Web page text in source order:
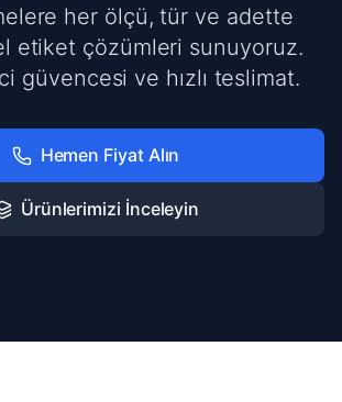
her ölçü, tür ve adette
etiket çözümleri sunuyoruz.
güvencesi ve hızlı teslimat.
Hemen Fiyat Alın
Ürünlerimizi İnceleyin